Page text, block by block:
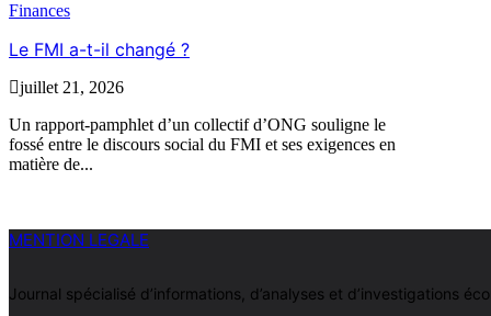
Finances
Le FMI a-t-il changé ?
juillet 21, 2026
Un rapport-pamphlet d’un collectif d’ONG souligne le
fossé entre le discours social du FMI et ses exigences en
matière de...
MENTION LEGALE
Journal spécialisé d’informations, d’analyses et d’investigations